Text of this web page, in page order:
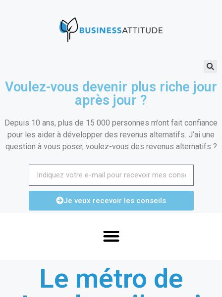
Voulez-vous devenir plus riche jour
après jour ?
Depuis 10 ans, plus de 15 000 personnes m’ont fait confiance
pour les aider à développer des revenus alternatifs. J’ai une
question à vous poser, voulez-vous des revenus alternatifs ?
Je veux recevoir les conseils
Le métro de